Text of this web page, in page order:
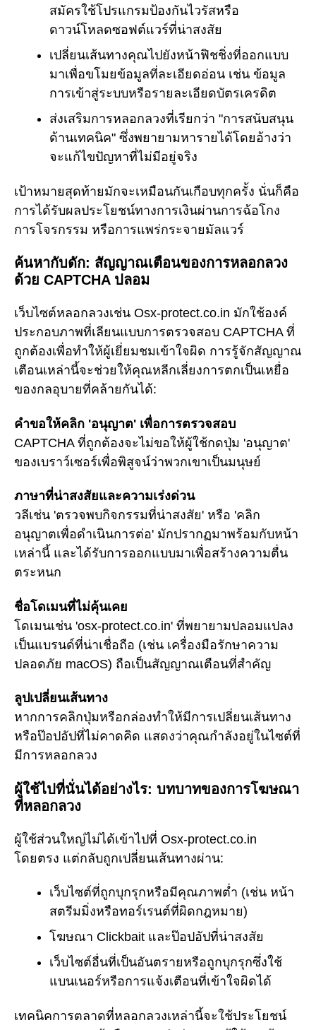
สมัครใช้โปรแกรมป้องกันไวรัสหรือ
ดาวน์โหลดซอฟต์แวร์ที่น่าสงสัย
เปลี่ยนเส้นทางคุณไปยังหน้าฟิชชิ่งที่ออกแบบ
มาเพื่อขโมยข้อมูลที่ละเอียดอ่อน เช่น ข้อมูล
การเข้าสู่ระบบหรือรายละเอียดบัตรเครดิต
ส่งเสริมการหลอกลวงที่เรียกว่า "การสนับสนุน
ด้านเทคนิค" ซึ่งพยายามหารายได้โดยอ้างว่า
จะแก้ไขปัญหาที่ไม่มีอยู่จริง
เป้าหมายสุดท้ายมักจะเหมือนกันเกือบทุกครั้ง นั่นก็คือ
การได้รับผลประโยชน์ทางการเงินผ่านการฉ้อโกง
การโจรกรรม หรือการแพร่กระจายมัลแวร์
ค้นหากับดัก: สัญญาณเตือนของการหลอกลวง
ด้วย CAPTCHA ปลอม
เว็บไซต์หลอกลวงเช่น Osx-protect.co.in มักใช้องค์
ประกอบภาพที่เลียนแบบการตรวจสอบ CAPTCHA ที่
ถูกต้องเพื่อทำให้ผู้เยี่ยมชมเข้าใจผิด การรู้จักสัญญาณ
เตือนเหล่านี้จะช่วยให้คุณหลีกเลี่ยงการตกเป็นเหยื่อ
ของกลอุบายที่คล้ายกันได้:
คำขอให้คลิก 'อนุญาต' เพื่อการตรวจสอบ
CAPTCHA ที่ถูกต้องจะไม่ขอให้ผู้ใช้กดปุ่ม 'อนุญาต'
ของเบราว์เซอร์เพื่อพิสูจน์ว่าพวกเขาเป็นมนุษย์
ภาษาที่น่าสงสัยและความเร่งด่วน
วลีเช่น 'ตรวจพบกิจกรรมที่น่าสงสัย' หรือ 'คลิก
อนุญาตเพื่อดำเนินการต่อ' มักปรากฏมาพร้อมกับหน้า
เหล่านี้ และได้รับการออกแบบมาเพื่อสร้างความตื่น
ตระหนก
ชื่อโดเมนที่ไม่คุ้นเคย
โดเมนเช่น 'osx-protect.co.in' ที่พยายามปลอมแปลง
เป็นแบรนด์ที่น่าเชื่อถือ (เช่น เครื่องมือรักษาความ
ปลอดภัย macOS) ถือเป็นสัญญาณเตือนที่สำคัญ
ลูปเปลี่ยนเส้นทาง
หากการคลิกปุ่มหรือกล่องทำให้มีการเปลี่ยนเส้นทาง
หรือป๊อปอัปที่ไม่คาดคิด แสดงว่าคุณกำลังอยู่ในไซต์ที่
มีการหลอกลวง
ผู้ใช้ไปที่นั่นได้อย่างไร: บทบาทของการโฆษณา
ที่หลอกลวง
ผู้ใช้ส่วนใหญ่ไม่ได้เข้าไปที่ Osx-protect.co.in
โดยตรง แต่กลับถูกเปลี่ยนเส้นทางผ่าน:
เว็บไซต์ที่ถูกบุกรุกหรือมีคุณภาพต่ำ (เช่น หน้า
สตรีมมิ่งหรือทอร์เรนต์ที่ผิดกฎหมาย)
โฆษณา Clickbait และป๊อปอัปที่น่าสงสัย
เว็บไซต์อื่นที่เป็นอันตรายหรือถูกบุกรุกซึ่งใช้
แบนเนอร์หรือการแจ้งเตือนที่เข้าใจผิดได้
เทคนิคการตลาดที่หลอกลวงเหล่านี้จะใช้ประโยชน์